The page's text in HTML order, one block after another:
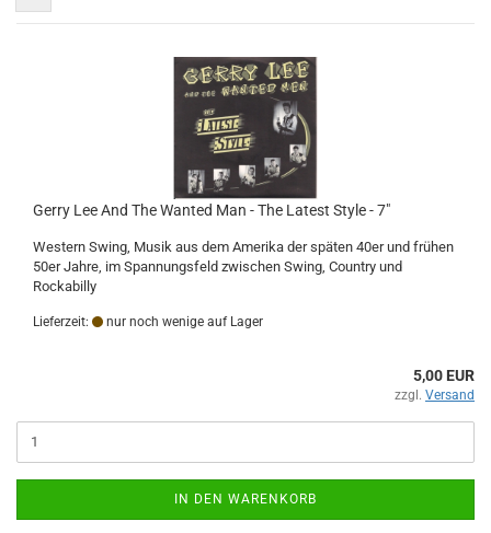
Gerry Lee And The Wanted Man - The Latest Style - 7"
Western Swing, Musik aus dem Amerika der späten 40er und frühen
50er Jahre, im Spannungsfeld zwischen Swing, Country und
Rockabilly
Lieferzeit: nur noch wenige auf Lager
5,00 EUR
zzgl. Versand
IN DEN WARENKORB